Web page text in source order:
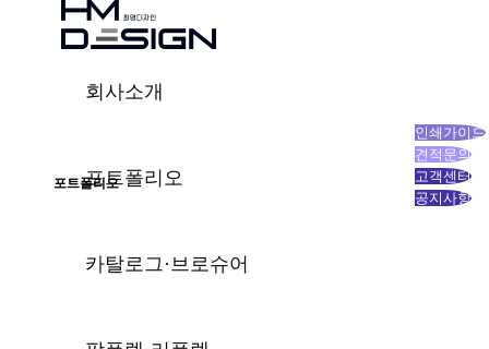
회사소개
포트폴리오
카탈로그·브로슈어
인쇄가이드
견적문의
고객센터
공지사항
포트폴리오